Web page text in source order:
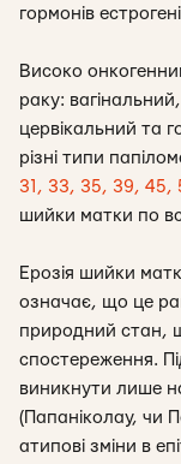
гормонів
Високо
раку:
цервікальний та
різні типи
31, 33, 35, 39, 45,
шийки матки по
Ерозія шийки
означає, що це
природний стан,
спостереження.
виникнути лише
(Папаніколау, чи
атипові зміни в